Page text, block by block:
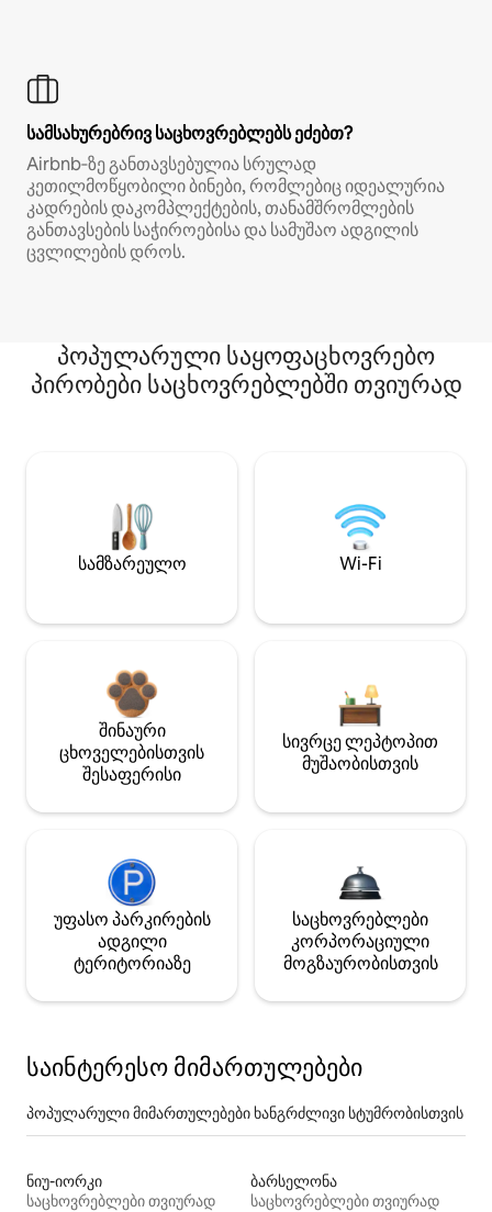
სამსახურებრივ საცხოვრებლებს ეძებთ?
Airbnb‑ზე განთავსებულია სრულად
კეთილმოწყობილი ბინები, რომლებიც იდეალურია
კადრების დაკომპლექტების, თანამშრომლების
განთავსების საჭიროებისა და სამუშაო ადგილის
ცვლილების დროს.
პოპულარული საყოფაცხოვრებო
პირობები საცხოვრებლებში თვიურად
სამზარეულო Wi-Fi
შინაური
ცხოველებისთვის
შესაფერისი
სივრცე ლეპტოპით
მუშაობისთვის
უფასო პარკირების
ადგილი
ტერიტორიაზე
საცხოვრებლები
კორპორაციული
მოგზაურობისთვის
საინტერესო მიმართულებები
პოპულარული მიმართულებები ხანგრძლივი სტუმრობისთვის
ნიუ-იორკი
საცხოვრებლები თვიურად
ბარსელონა
საცხოვრებლები თვიურად